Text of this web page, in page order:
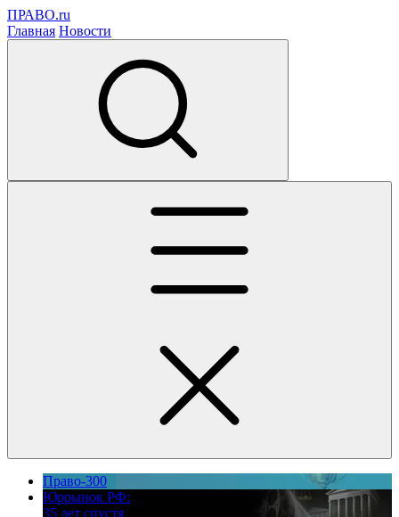
ПРАВО.ru
Главная Новости
Право-300
Юррынок РФ:
35 лет спустя